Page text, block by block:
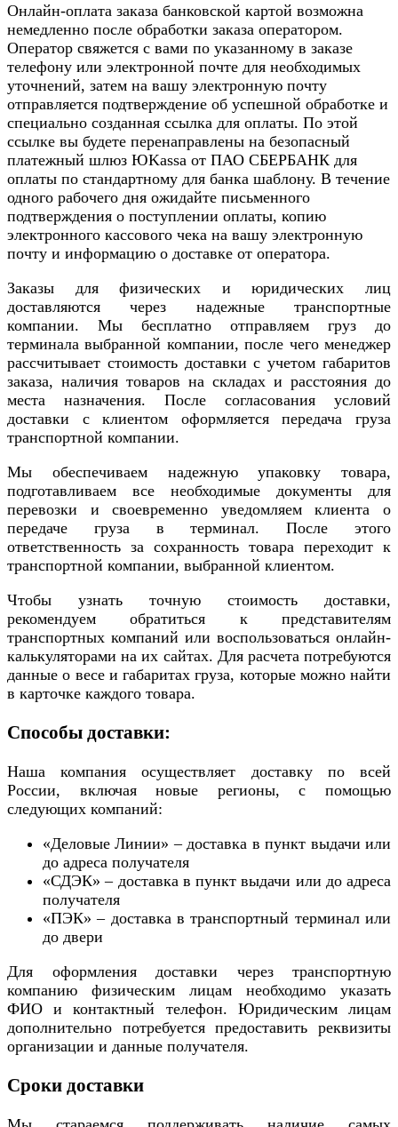
Онлайн-оплата заказа банковской картой возможна
немедленно после обработки заказа оператором.
Оператор свяжется с вами по указанному в заказе
телефону или электронной почте для необходимых
уточнений, затем на вашу электронную почту
отправляется подтверждение об успешной обработке и
специально созданная ссылка для оплаты. По этой
ссылке вы будете перенаправлены на безопасный
платежный шлюз ЮKassa от ПАО СБЕРБАНК для
оплаты по стандартному для банка шаблону. В течение
одного рабочего дня ожидайте письменного
подтверждения о поступлении оплаты, копию
электронного кассового чека на вашу электронную
почту и информацию о доставке от оператора.
Заказы для физических и юридических лиц
доставляются через надежные транспортные
компании. Мы бесплатно отправляем груз до
терминала выбранной компании, после чего менеджер
рассчитывает стоимость доставки с учетом габаритов
заказа, наличия товаров на складах и расстояния до
места назначения. После согласования условий
доставки с клиентом оформляется передача груза
транспортной компании.
Мы обеспечиваем надежную упаковку товара,
подготавливаем все необходимые документы для
перевозки и своевременно уведомляем клиента о
передаче груза в терминал. После этого
ответственность за сохранность товара переходит к
транспортной компании, выбранной клиентом.
Чтобы узнать точную стоимость доставки,
рекомендуем обратиться к представителям
транспортных компаний или воспользоваться онлайн-
калькуляторами на их сайтах. Для расчета потребуются
данные о весе и габаритах груза, которые можно найти
в карточке каждого товара.
Способы доставки:
Наша компания осуществляет доставку по всей
России, включая новые регионы, с помощью
следующих компаний:
«Деловые Линии» – доставка в пункт выдачи или
до адреса получателя
«СДЭК» – доставка в пункт выдачи или до адреса
получателя
«ПЭК» – доставка в транспортный терминал или
до двери
Для оформления доставки через транспортную
компанию физическим лицам необходимо указать
ФИО и контактный телефон. Юридическим лицам
дополнительно потребуется предоставить реквизиты
организации и данные получателя.
Сроки доставки